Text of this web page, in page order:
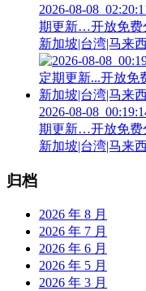
2026-08-
期更新…开放免费
新加坡|台湾|马来
2026-08-
期更新…开放免费
新加坡|台湾|马来
归档
2026 年 8 月
2026 年 7 月
2026 年 6 月
2026 年 5 月
2026 年 3 月